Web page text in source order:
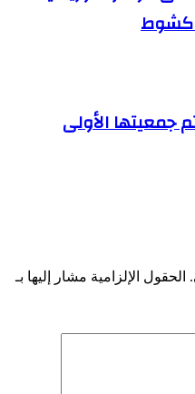
جمعيتها الأولى
الحقول الإلزامية مشار إليها بـ